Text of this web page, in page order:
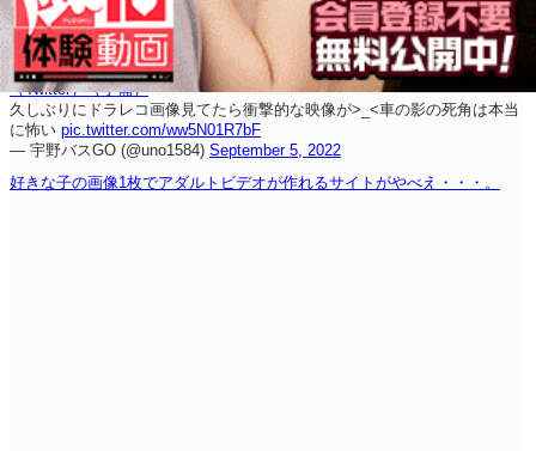
（Twitter）（予備）
久しぶりにドラレコ画像見てたら衝撃的な映像が>_<車の影の死角は本当
に怖い pic.twitter.com/ww5N01R7bF
— 宇野バスGO (@uno1584) September 5, 2022
好きな子の画像1枚でアダルトビデオが作れるサイトがやべえ・・・。